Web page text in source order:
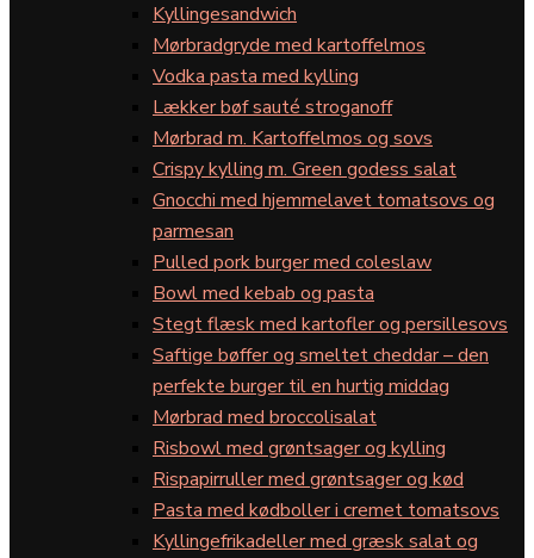
Kyllingesandwich
Mørbradgryde med kartoffelmos
Vodka pasta med kylling
Lækker bøf sauté stroganoff
Mørbrad m. Kartoffelmos og sovs
Crispy kylling m. Green godess salat
Gnocchi med hjemmelavet tomatsovs og
parmesan
Pulled pork burger med coleslaw
Bowl med kebab og pasta
Stegt flæsk med kartofler og persillesovs
Saftige bøffer og smeltet cheddar – den
perfekte burger til en hurtig middag
Mørbrad med broccolisalat
Risbowl med grøntsager og kylling
Rispapirruller med grøntsager og kød
Pasta med kødboller i cremet tomatsovs
Kyllingefrikadeller med græsk salat og